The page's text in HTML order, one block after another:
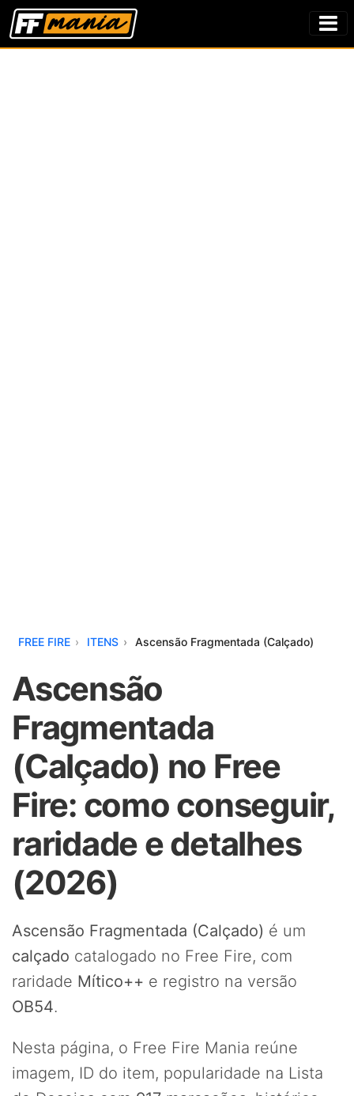
FREE FIRE ITENS Ascensão Fragmentada (Calçado)
Ascensão
Fragmentada
(Calçado) no Free
Fire: como conseguir,
raridade e detalhes
(2026)
Ascensão Fragmentada (Calçado) é um
calçado catalogado no Free Fire, com
raridade Mítico++ e registro na versão
OB54.
Nesta página, o Free Fire Mania reúne
imagem, ID do item, popularidade na Lista